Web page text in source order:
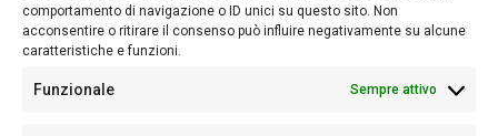
comportamento di navigazione o ID unici su questo sito. Non
acconsentire o ritirare il consenso può influire negativamente su alcune
caratteristiche e funzioni.
Funzionale Sempre attivo
Follow Us